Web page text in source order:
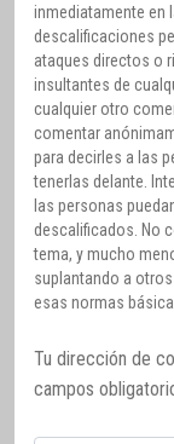
inmediatamente en
descalificaciones
ataques directos o
insultantes de
cualquier otro
comentar
para decirles a las
tenerlas delante.
las personas
descalificados. No
tema, y mucho
suplantando a
esas normas
Tu dirección de
campos